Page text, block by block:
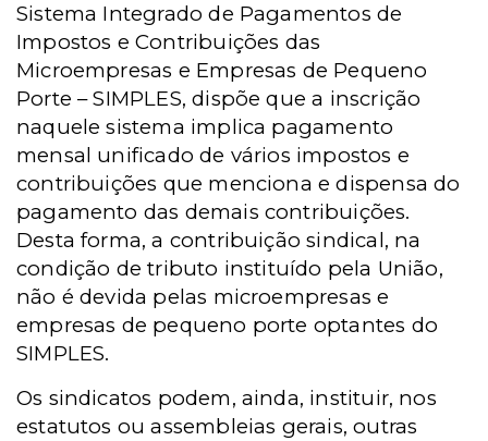
Sistema Integrado de Pagamentos de
Impostos e Contribuições das
Microempresas e Empresas de Pequeno
Porte – SIMPLES, dispõe que a inscrição
naquele sistema implica pagamento
mensal unificado de vários impostos e
contribuições que menciona e dispensa do
pagamento das demais contribuições.
Desta forma, a contribuição sindical, na
condição de tributo instituído pela União,
não é devida pelas microempresas e
empresas de pequeno porte optantes do
SIMPLES.
Os sindicatos podem, ainda, instituir, nos
estatutos ou assembleias gerais, outras